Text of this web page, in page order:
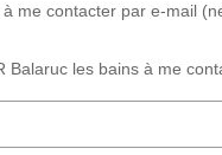
me contacter par e-mail
les bains à me